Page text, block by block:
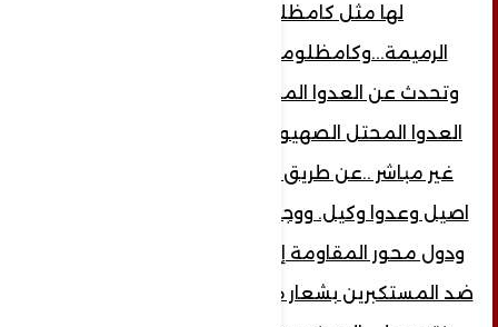
لها مثل كامظلومية اشراف آل
الرميمة...وكامظلومية كربلاء المقدسة...
وتحدث عن العدوا المباشر في فلسطين هو
العدوا المحتل الصهيوني اما في اليمن عدوا
غير مباشر ..عن طريق وكلاءه اي يوجد عدوا
اصيل وعدوا وكيل. ووجه رسالة لكل ابناء اليمن
ودول محور المقاومة إنه من الواجب الوقوف
ضد المستكبرين بشعار هيهات منا الذلة...و الدم